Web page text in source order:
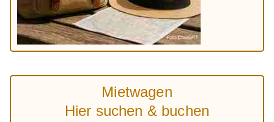
Mietwagen
Hier suchen & buchen